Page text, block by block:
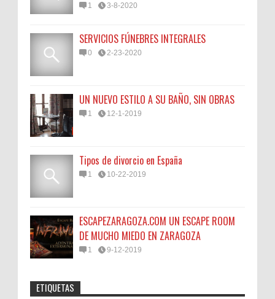
1 3-8-2020
SERVICIOS FÚNEBRES INTEGRALES
0 2-23-2020
UN NUEVO ESTILO A SU BAÑO, SIN OBRAS
1 12-1-2019
Tipos de divorcio en España
1 10-22-2019
ESCAPEZARAGOZA.COM UN ESCAPE ROOM
DE MUCHO MIEDO EN ZARAGOZA
1 9-12-2019
Anonymous:
45N
ETIQUETAS